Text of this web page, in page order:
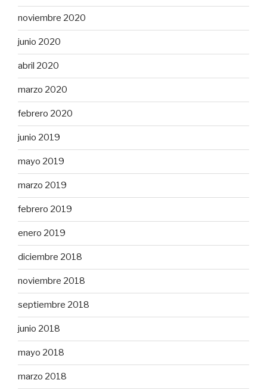
noviembre 2020
junio 2020
abril 2020
marzo 2020
febrero 2020
junio 2019
mayo 2019
marzo 2019
febrero 2019
enero 2019
diciembre 2018
noviembre 2018
septiembre 2018
junio 2018
mayo 2018
marzo 2018